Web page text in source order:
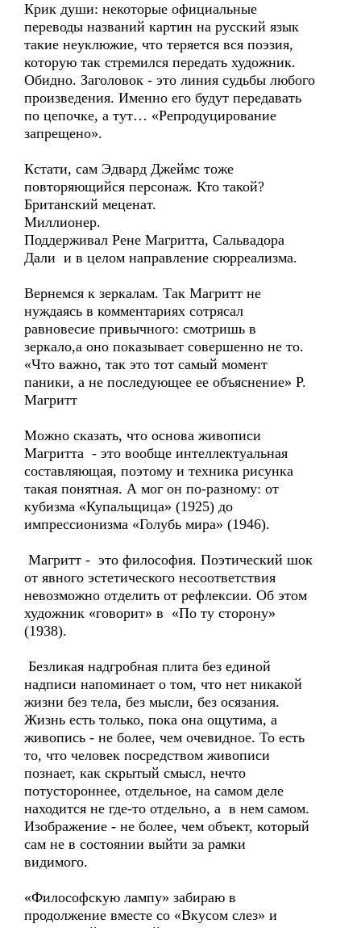
Крик души: некоторые официальные
переводы названий картин на русский язык
такие неуклюжие, что теряется вся поэзия,
которую так стремился передать художник.
Обидно. Заголовок - это линия судьбы любого
произведения. Именно его будут передавать
по цепочке, а тут… «Репродуцирование
запрещено».
Кстати, сам Эдвард Джеймс тоже
повторяющийся персонаж. Кто такой?
Британский меценат.
Миллионер.
Поддерживал Рене Магритта, Сальвадора
Дали и в целом направление сюрреализма.
Вернемся к зеркалам. Так Магритт не
нуждаясь в комментариях сотрясал
равновесие привычного: смотришь в
зеркало,а оно показывает совершенно не то.
«Что важно, так это тот самый момент
паники, а не последующее ее объяснение» Р.
Магритт
Можно сказать, что основа живописи
Магритта - это вообще интеллектуальная
составляющая, поэтому и техника рисунка
такая понятная. А мог он по-разному: от
кубизма «Купальщица» (1925) до
импрессионизма «Голубь мира» (1946).
Магритт - это философия. Поэтический шок
от явного эстетического несоответствия
невозможно отделить от рефлексии. Об этом
художник «говорит» в «По ту сторону»
(1938).
Безликая надгробная плита без единой
надписи напоминает о том, что нет никакой
жизни без тела, без мысли, без осязания.
Жизнь есть только, пока она ощутима, а
живопись - не более, чем очевидное. То есть
то, что человек посредством живописи
познает, как скрытый смысл, нечто
потустороннее, отдельное, на самом деле
находится не где-то отдельно, а в нем самом.
Изображение - не более, чем объект, который
сам не в состоянии выйти за рамки
видимого.
«Философскую лампу» забираю в
продолжение вместе со «Вкусом слез» и